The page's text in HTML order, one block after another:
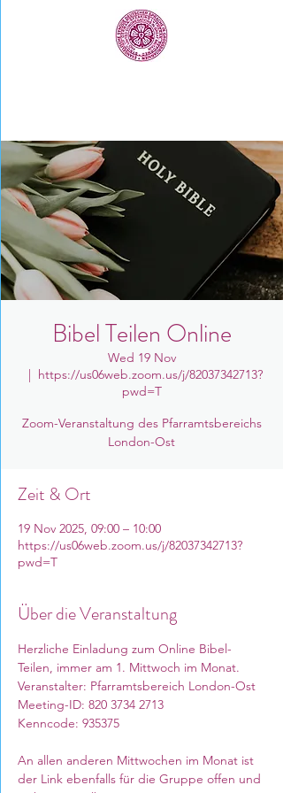
Bibel Teilen Online
Wed 19 Nov
  |
https://us06web.zoom.us/j/82037342713?
pwd=T
Zoom-Veranstaltung des Pfarramtsbereichs
London-Ost
Zeit & Ort
19 Nov 2025, 09:00 – 10:00
https://us06web.zoom.us/j/82037342713?
pwd=T
Über die Veranstaltung
Herzliche Einladung zum Online Bibel-
Teilen, immer am 1. Mittwoch im Monat.
Veranstalter: Pfarramtsbereich London-Ost
Meeting-ID: 820 3734 2713
Kenncode: 935375
An allen anderen Mittwochen im Monat ist
der Link ebenfalls für die Gruppe offen und